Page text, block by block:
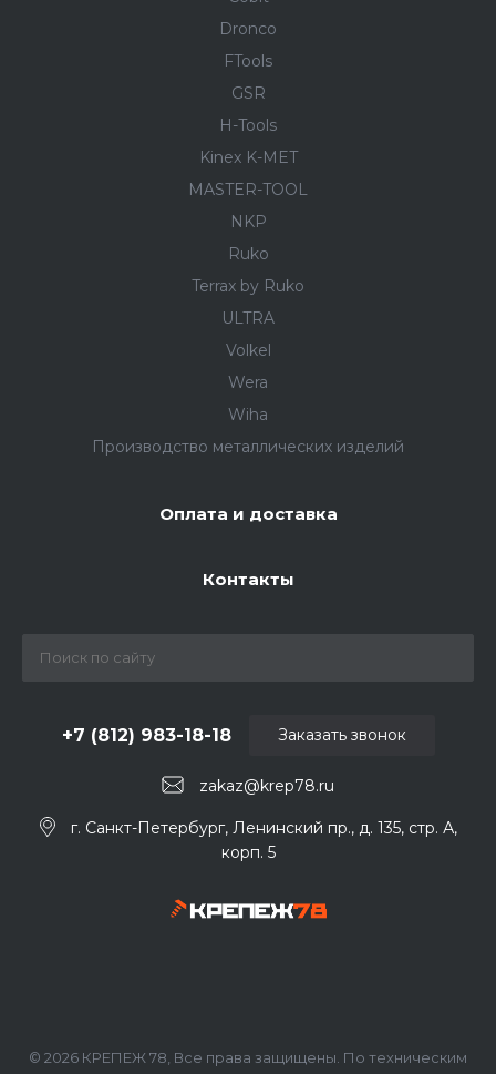
Dronco
FTools
GSR
H-Tools
Kinex K-MET
MASTER-TOOL
NKP
Ruko
Terrax by Ruko
ULTRA
Volkel
Wera
Wiha
Производство металлических изделий
Оплата и доставка
Контакты
zakaz@krep78.ru
+7 (812) 983-18-18
г. Санкт-Петербург, Ленинский пр., д. 135, стр. А,
корп. 5
Заказать звонок
© 2026 КРЕПЕЖ 78, Все права защищены. По техническим